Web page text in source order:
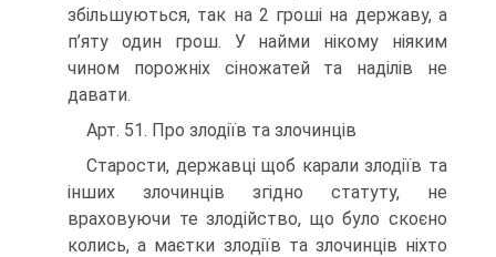
збільшуються, так на 2 гроші на державу, а
п’яту один грош. У найми нікому ніяким
чином порожніх сіножатей та наділів не
давати.
Арт. 51. Про злодіїв та злочинців
Старости, державці щоб карали злодіїв та
інших злочинців згідно статуту, не
враховуючи те злодійство, що було скоєно
колись, а маєтки злодіїв та злочинців ніхто